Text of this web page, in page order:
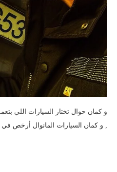
و كمان حوال تختار السيارات اللي
, و كمان السيارات المانوال أرخص في